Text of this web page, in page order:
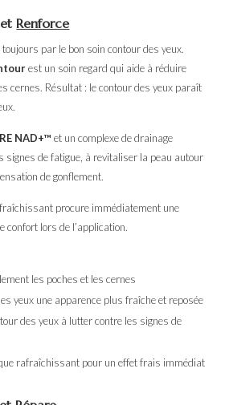
Renforce
par le bon soin contour des yeux.
est un soin regard qui aide à réduire
cernes. Résultat : le contour des yeux paraît
NAD+™ et un complexe de drainage
signes de fatigue, à revitaliser la peau autour
de gonflement.
procure immédiatement une
confort lors de l’application.
les poches et les cernes
yeux une apparence plus fraîche et reposée
des yeux à lutter contre les signes de
rafraîchissant pour un effet frais immédiat